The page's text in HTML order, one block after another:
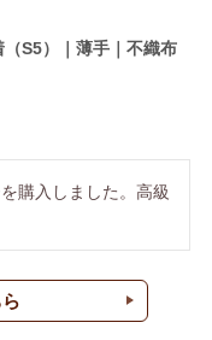
S5）｜薄手｜不織布
購入しました。高級